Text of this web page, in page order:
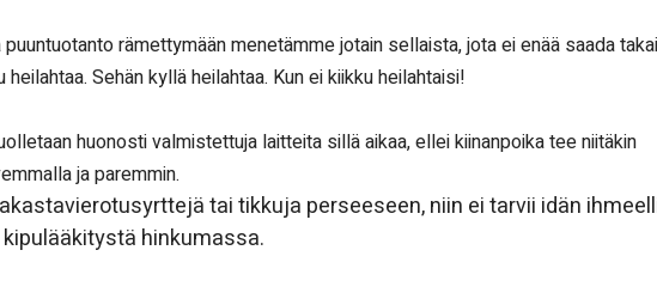
rämettymään menetämme jotain sellaista, jota ei enää saada
Sehän kyllä heilahtaa. Kun ei kiikku heilahtaisi!
huonosti valmistettuja laitteita sillä aikaa, ellei kiinanpoika tee niitäkin
ja paremmin.
tai tikkuja perseeseen, niin ei tarvii idän
hinkumassa.